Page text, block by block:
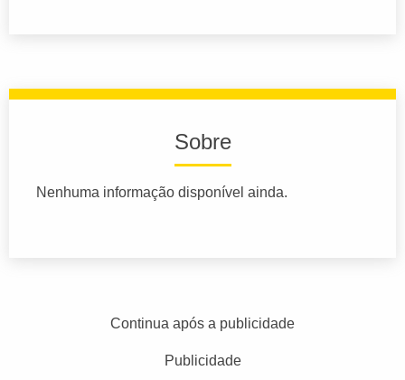
Sobre
Nenhuma informação disponível ainda.
Continua após a publicidade
Publicidade